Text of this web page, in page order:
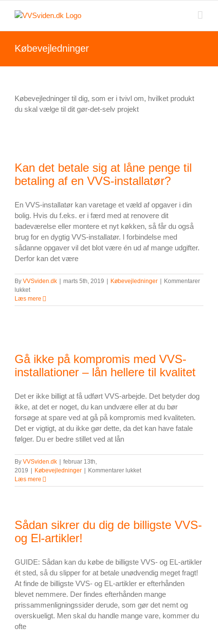
Købevejledninger
Købevejledninger til dig, som er i tvivl om, hvilket produkt
du skal vælge til dit gør-det-selv projekt
Kan det betale sig at låne penge til
betaling af en VVS-installatør?
En VVS-installatør kan varetage et væld af opgaver i din
bolig. Hvis du f.eks. er i færd med at renovere dit
badeværelse eller montere et nyt køkken, så får du også
brug for en dygtig VVS-installatør. I forbindelse med
sådanne opgaver vil det blot være én ud af mange udgifter.
Derfor kan det være
By VVSviden.dk marts 5th, 2019 Købevejledninger
Kommentarer
lukkettil
Kan
det
betaling
af
VVS-
installatør?
Læs mere
Gå ikke på kompromis med VVS-
installationer – lån hellere til kvalitet
Det er ikke billigt at få udført VVS-arbejde. Det betyder dog
ikke, at det er noget, du kan undvære eller at du bør
forsøge at spare ved at gå på kompromis med kvaliteten.
Det er vigtigt, at du ikke gør dette, da det kan have fatale
følger. Du er bedre stillet ved at lån
By VVSviden.dk
februar 13th,
2019
Købevejledninger Kommentarer lukkettil
ikke
VVS-
installationer
hellere
til
kvalitet
Læs mere
Sådan sikrer du dig de billigste VVS-
og El-artikler!
GUIDE: Sådan kan du købe de billigste VVS- og EL-artikler
ét sted, så du slipper for at betale unødvendig meget fragt!
At finde de billigste VVS- og EL-artikler er efterhånden
blevet nemmere. Der findes efterhånden mange
prissammenligningssider derude, som gør det nemt og
overskueligt. Men skal du handle mange vare, kommer du
ofte